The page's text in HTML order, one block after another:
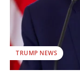
TRUMP NEWS